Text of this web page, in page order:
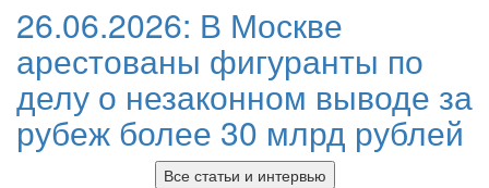
26.06.2026: В Москве
арестованы фигуранты по
делу о незаконном выводе за
рубеж более 30 млрд рублей
Все статьи и интервью